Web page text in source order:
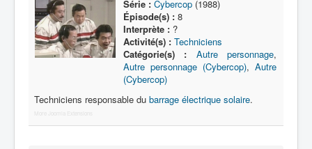
Lieux
Épisodes
Références
Série : Cybercop(1988)
Épisode(s) :8
Interprète :?
Activité(s) : Techniciens
Catégorie(s) :
Autre personnage,
Autre personnage (Cybercop), Autre
(Cybercop)
Techniciens responsable du barrage électrique solaire.
More Joomla Extensions